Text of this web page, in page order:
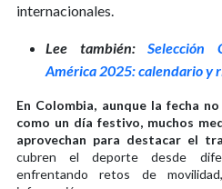
internacionales.
Lee también:Selección
América 2025: calendario y
En Colombia, aunque la fecha
como un día festivo, muchos
aprovechan para destacar el
cubren el deporte desde
enfrentando retos de